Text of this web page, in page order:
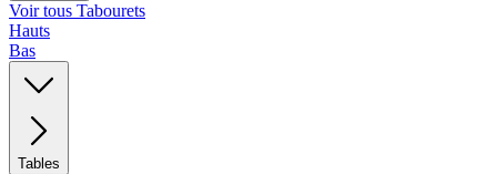
Voir tous Tabourets
Hauts
Bas
Tables